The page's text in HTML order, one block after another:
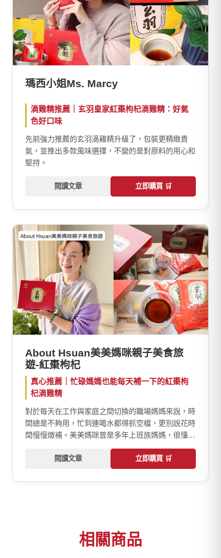
瑪西小姐Ms. Marcy
滴雞精推薦｜玄羽皇家紅棗枸杞滴雞精：好氣
色好口味
先前強力推薦的玄羽滴雞精升級了，包裝更精緻貴
氣，並推出多款風味選擇，不變的是對原料的用心和
堅持。
閱讀文章 立即購買
About Hsuan美美媽咪親子美食旅
遊-紅棗枸杞
真心推薦｜忙碌媽媽也能每天補一下的紅棗枸
杞滴雞精
對於每天在工作與家庭之間切換的職場媽媽來說，時
間總是不夠用，忙到連喝水都得抓空檔，更別說花時
間慢慢燉補。美美媽咪曾是多年上班族媽媽，很懂職
業婦女想照顧自己卻分身乏術的難處。以前總覺得補
養很麻煩，加上有些滴雞精氣味較重難以持續，但玄
羽皇家滴雞精【紅棗枸杞】溫潤順口，讓日常補充變
得更輕鬆。 繼上次分享玄羽原味滴雞精後，這次美
閱讀文章 立即購買
相關商品